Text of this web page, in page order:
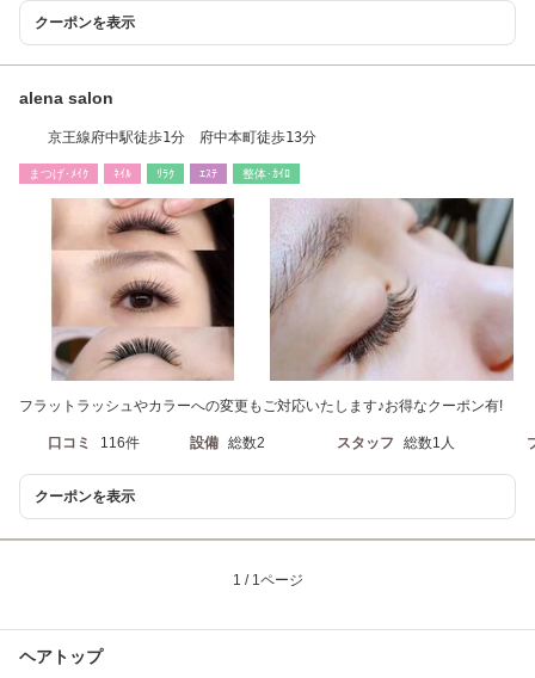
クーポンを表示
alena salon
京王線府中駅徒歩1分 府中本町徒歩13分
まつげ･ﾒｲｸ ﾈｲﾙ ﾘﾗｸ ｴｽﾃ 整体･ｶｲﾛ
フラットラッシュやカラーへの変更もご対応いたします♪お得なクーポン有!
口コミ 116件 設備 総数2 スタッフ 総数1人
クーポンを表示
1 / 1ページ
ヘアトップ